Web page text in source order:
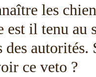
les
est il tenu au
des
ce veto ?